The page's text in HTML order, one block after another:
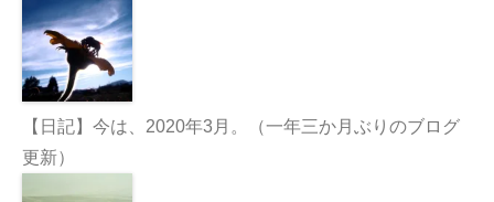
【日記】今は、2020年3月。（一年三か月ぶりのブログ
更新）